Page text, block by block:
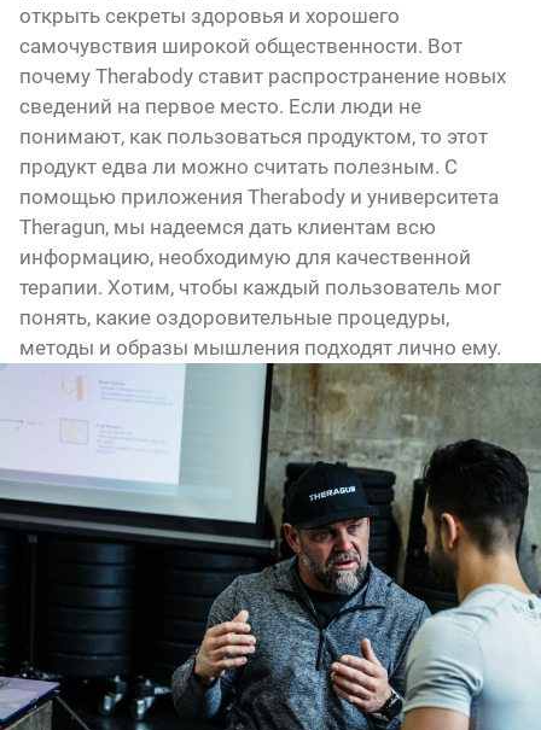
открыть секреты здоровья и хорошего
самочувствия широкой общественности. Вот
почему Therabody ставит распространение новых
сведений на первое место. Если люди не
понимают, как пользоваться продуктом, то этот
продукт едва ли можно считать полезным. С
помощью приложения Therabody и университета
Theragun, мы надеемся дать клиентам всю
информацию, необходимую для качественной
терапии. Хотим, чтобы каждый пользователь мог
понять, какие оздоровительные процедуры,
методы и образы мышления подходят лично ему.